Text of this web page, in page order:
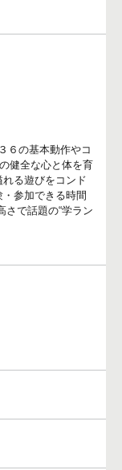
６の基本動作やコ
健全な心と体を育
る遊びをコンド
参加できる時間
で話題の“学ラン